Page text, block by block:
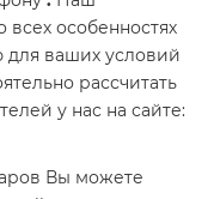
особенностях
для ваших условий
рассчитать
у нас на сайте:
Вы можете